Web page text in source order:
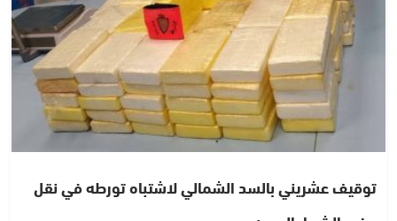
توقيف عشريني بالسد الشمالي لاشتباه تورطه في نقل